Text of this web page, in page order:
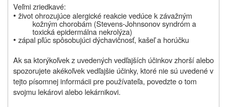
Veľmi zriedkavé:
• život ohrozujúce alergické reakcie vedúce k závažným
kožným chorobám (Stevens-Johnsonov syndróm a
toxická epidermálna nekrolýza)
• zápal pľúc spôsobujúci dýchavičnosť, kašeľ a horúčku
Ak sa ktorýkoľvek z uvedených vedľajších účinkov zhorší alebo
spozorujete akékoľvek vedľajšie účinky, ktoré nie sú uvedené v
tejto písomnej informácii pre používateľa, povedzte o tom
svojmu lekárovi alebo lekárnikovi.